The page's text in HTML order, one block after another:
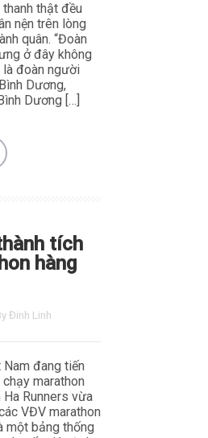
thanh thật đều
nện trên lòng
quân. “Đoàn
ở đây không
là đoàn người
Dương,
Dương […]
tích
hàng
Đinh Linh
đang tiến
marathon
Ha Runners vừa
VĐV marathon
một bảng thống